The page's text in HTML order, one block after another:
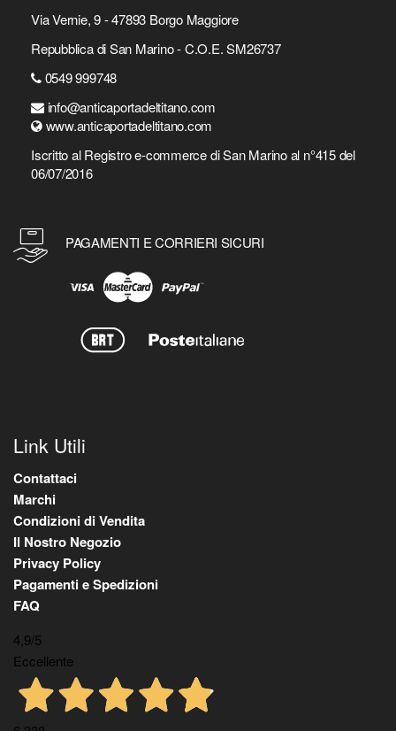
Via Vernie, 9 - 47893 Borgo Maggiore
Repubblica di San Marino - C.O.E. SM26737
0549 999748
info@anticaportadeltitano.com
www.anticaportadeltitano.com
Iscritto al Registro e-commerce di San Marino al n°415 del
06/07/2016
PAGAMENTI E CORRIERI SICURI
Link Utili
Contattaci
Marchi
Condizioni di Vendita
Il Nostro Negozio
Privacy Policy
Pagamenti e Spedizioni
FAQ
4,9/5
Eccellente